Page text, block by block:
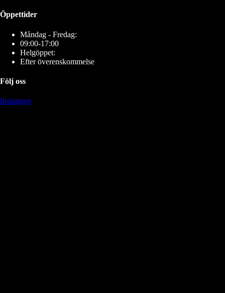
Öppettider
Måndag - Fredag:
09:00-17:00
Helgöppet:
Efter överenskommelse
Följ oss
Instagram